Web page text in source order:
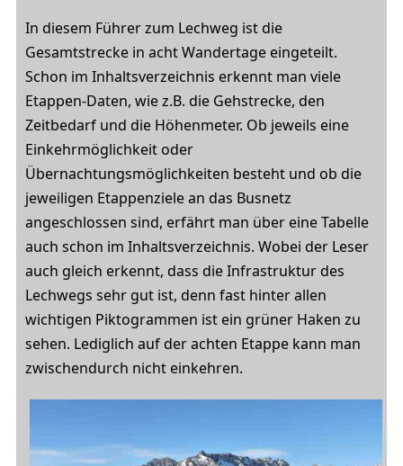
In diesem Führer zum Lechweg ist die
Gesamtstrecke in acht Wandertage eingeteilt.
Schon im Inhaltsverzeichnis erkennt man viele
Etappen-Daten, wie z.B. die Gehstrecke, den
Zeitbedarf und die Höhenmeter. Ob jeweils eine
Einkehrmöglichkeit oder
Übernachtungsmöglichkeiten besteht und ob die
jeweiligen Etappenziele an das Busnetz
angeschlossen sind, erfährt man über eine Tabelle
auch schon im Inhaltsverzeichnis. Wobei der Leser
auch gleich erkennt, dass die Infrastruktur des
Lechwegs sehr gut ist, denn fast hinter allen
wichtigen Piktogrammen ist ein grüner Haken zu
sehen. Lediglich auf der achten Etappe kann man
zwischendurch nicht einkehren.